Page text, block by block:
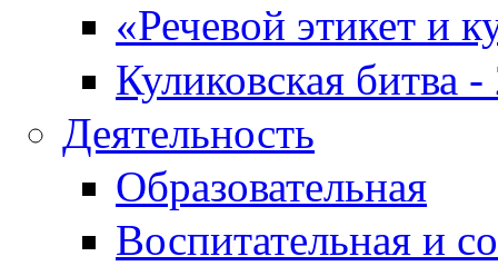
«Речевой этикет и
Куликовская битва
Деятельность
Образовательная
Воспитательная и